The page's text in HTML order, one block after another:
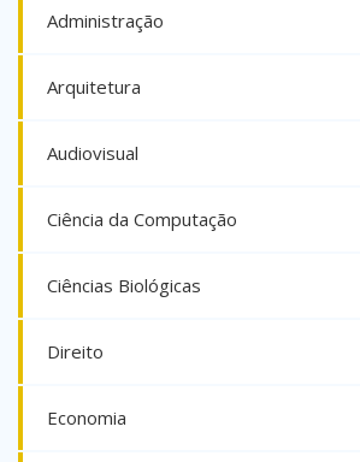
Administração
Arquitetura
Audiovisual
Ciência da Computação
Ciências Biológicas
Direito
Economia